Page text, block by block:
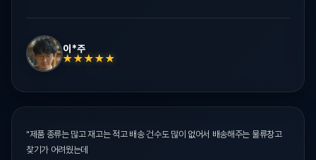
이*주
★★★★★
"제품 종류는 많고 재고는 적고 배송 건수도 많이 없어서 배송해주는 물류창고
찾기가 어려웠는데